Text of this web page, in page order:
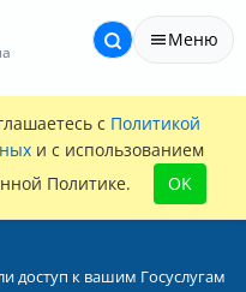
Меню
с Политикой
и с использованием
Политике.
OK
доступ к вашим Госуслугам